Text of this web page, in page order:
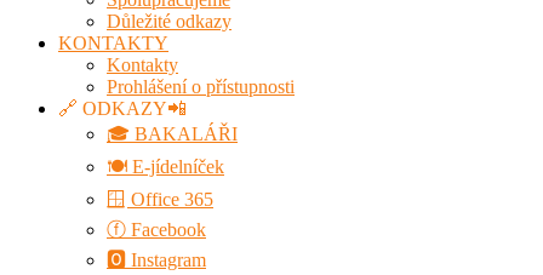
Důležité odkazy
KONTAKTY
Kontakty
Prohlášení o přístupnosti
🔗 ODKAZY📲
🎓 BAKALÁŘI
🍽️ E-jídelníček
🪟 Office 365
ⓕ Facebook
🅾 Instagram